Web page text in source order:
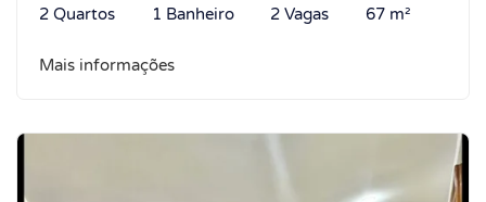
2 Quartos 1 Banheiro 2 Vagas 67 m²
Mais informações